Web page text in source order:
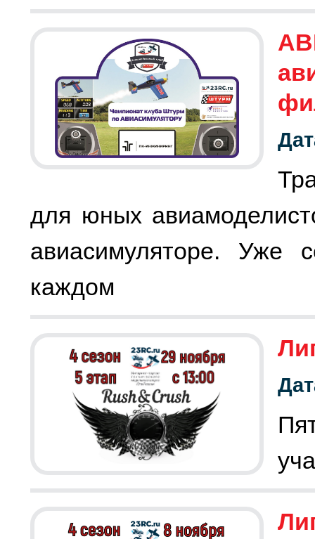
для юных
авиасимуляторе. Уже
каждом